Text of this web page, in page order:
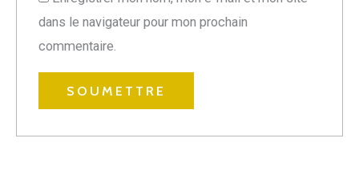
dans le navigateur pour mon prochain
commentaire.